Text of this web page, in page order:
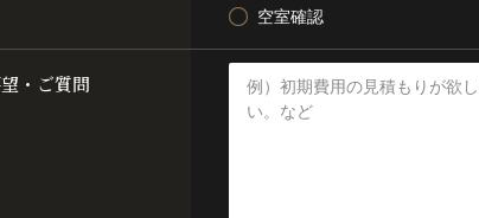
空室確認
・ご質問